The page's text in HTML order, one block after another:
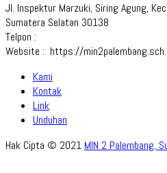
Jl. Inspektur Marzuki, Siring Agung,
Sumatera Selatan 30138
Telpon :
Website : https://
Kami
Kontak
Link
Unduhan
Hak Cipta © 2021 MIN 2 Palembang,